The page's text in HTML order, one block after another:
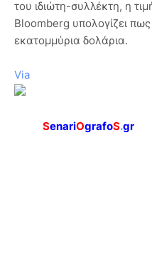
του ιδιώτη-συλλέκτη, η
Bloomberg υπολογίζει
εκατομμύρια δολάρια.
Via
SenariOgrafoS.gr